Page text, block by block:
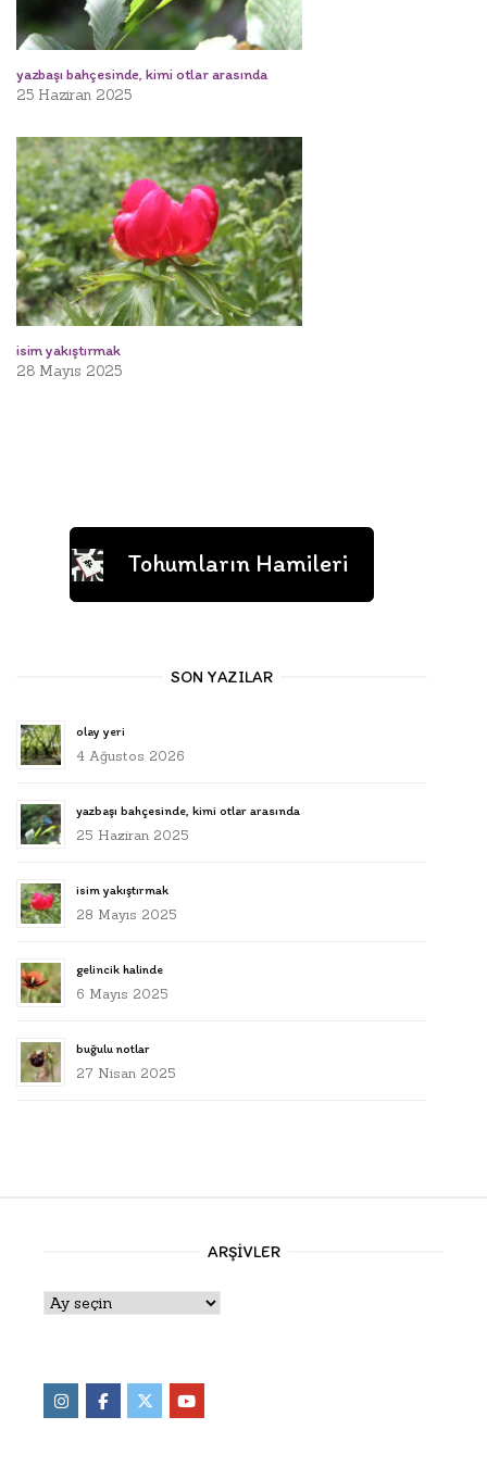
yazbaşı bahçesinde, kimi otlar arasında
25 Haziran 2025
isim yakıştırmak
28 Mayıs 2025
Tohumların Hamileri
SON YAZILAR
olay yeri
4 Ağustos 2026
yazbaşı bahçesinde, kimi otlar arasında
25 Haziran 2025
isim yakıştırmak
28 Mayıs 2025
gelincik halinde
6 Mayıs 2025
buğulu notlar
27 Nisan 2025
ARŞIVLER
Arşivler